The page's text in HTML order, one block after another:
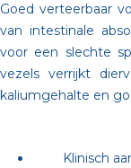
Goed verteerbaar
van intestinale
voor een slechte
vezels verrijkt
kaliumgehalte en
Klinisch